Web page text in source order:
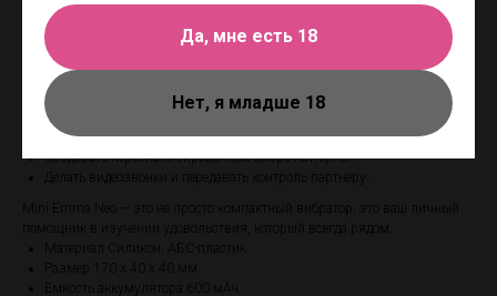
Да, мне есть 18
Нет, я младше 18
Тревел-замок: Надёжно защищает от случайного включения в дороге.
Подключение к вебкам-сайтам: Подарите своему шоу уникальность,
позволив зрителям управлять вашей игрушкой.
Как это работает?
Синхронизируйте Mini Emma Neo с приложением, чтобы:
Управлять игрушкой через музыку или звуки.
Создавать персонализированные вибро паттерны.
Делать видеозвонки и передавать контроль партнёру.
Mini Emma Neo — это не просто компактный вибратор, это ваш личный
помощник в изучении удовольствия, который всегда рядом.
Материал Силикон, АБС-пластик
Размер 170 x 40 x 40 мм
Емкость аккумулятора 600 мАч